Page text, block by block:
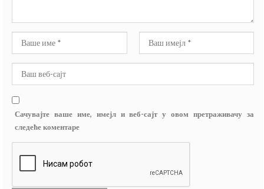
Сачувајте ваше име, имејл и веб-сајт у овом претраживачу за
следеће коментаре